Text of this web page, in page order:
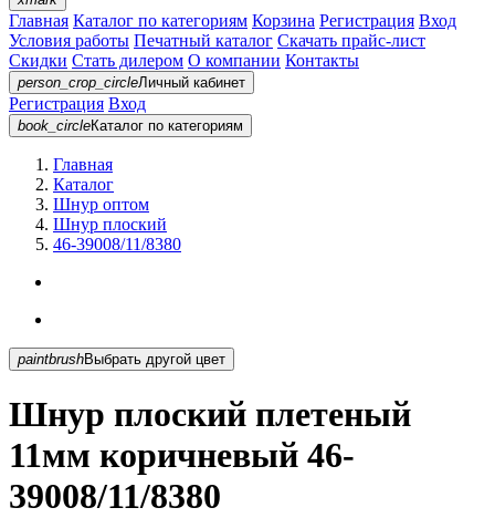
Главная Каталог по категориям Корзина Регистрация Вход
Условия работы Печатный каталог Скачать прайс-лист
Скидки Стать дилером О компании Контакты
person_crop_circleЛичный кабинет
Регистрация Вход
book_circleКаталог по категориям
Главная
Каталог
Шнур оптом
Шнур плоский
46-39008/11/8380
paintbrush Выбрать другой цвет
Шнур плоский плетеный
11мм коричневый 46-
39008/11/8380